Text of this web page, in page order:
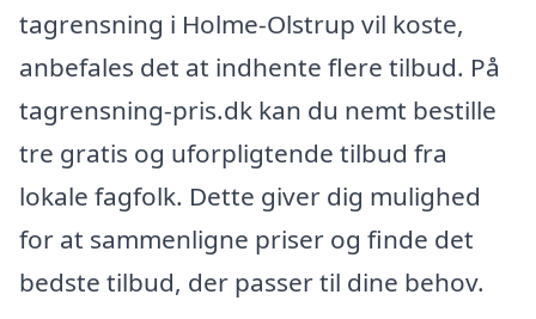
tagrensning i Holme-Olstrup vil koste,
anbefales det at indhente flere tilbud. På
tagrensning-pris.dk kan du nemt bestille
tre gratis og uforpligtende tilbud fra
lokale fagfolk. Dette giver dig mulighed
for at sammenligne priser og finde det
bedste tilbud, der passer til dine behov.